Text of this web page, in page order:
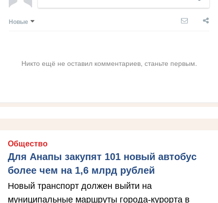
Новые
Никто ещё не оставил комментариев, станьте первым.
Общество
Для Анапы закупят 101 новый автобус
более чем на 1,6 млрд рублей
Новый транспорт должен выйти на
муниципальные маршруты города-курорта в